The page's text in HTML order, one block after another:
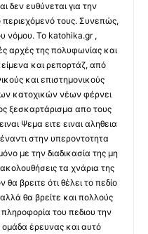
δεν ευθύνεται για την
περιεχόμενό τους. Συνεπώς,
νόμου. Το katohika.gr ,
αρχές της πολυφωνίας και
και ρεπορτάζ, από
και επιστημονικούς
κατοχικών νέων φέρνει
ξεσκαρτάρισμα απο τους
Ψεμα ειτε ειναι αληθεια
στην υπεροντοτητα
με την διαδικασία της μη
τα χνάρια της
βρειτε ότι θέλει το πεδίο
θα βρείτε και πολλούς
του πεδιου την
έρευνας και αυτό